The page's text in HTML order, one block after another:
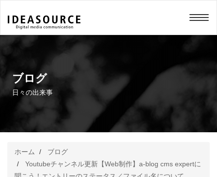
メニュ
ブログ
日々の出来事
ホーム
ブログ
Youtubeチャンネル更新【Web制作】a-blog cms expertに